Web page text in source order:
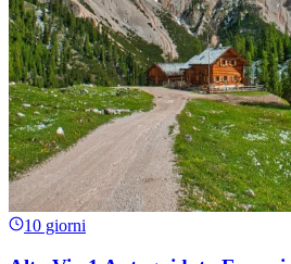
10 giorni